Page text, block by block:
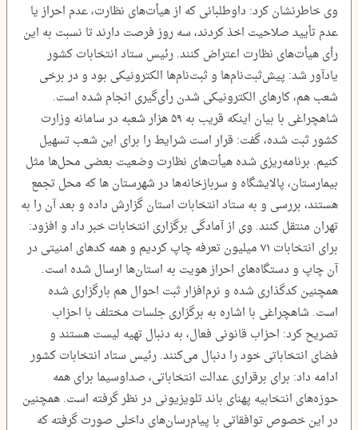
وی خاطرنشان کرد: داوطلبانی که از هیأت‌های نظارت، عدم احراز یا
عدم تأیید صلاحیت اخذ کردند، سه روز فرصت دارند تا نسبت به این
رأی هیأت‌های نظارت اعتراض کنند. رئیس ستاد انتخابات کشور
یادآور شد: پیش‌ثبت‌نام‌ها و ثبت‌نام‌ها الکترونیکی بود و در برخی
شعب هم، کارهای الکترونیکی شدن رأی‌گیری انجام شده است.
شاهچراغی با بیان اینکه قریب به ۵۹ هزار شعبه در سامانه وزارت
کشور ثبت شده، گفت: قرار است شرایط را برای این شعب تسهیل
کنیم. برنامه‌ریزی شده هیأت‌های نظارت وضعیت بعضی محل‌ها مثل
بیمارستان، پالایشگاه و سربازخانه‌ها در شهرستان‌ ها که محل تجمع
هستند، بررسی و به ستاد انتخابات استان گزارش داده و بعد آن را به
تهران منتقل کنند. وی از آمادگی برگزاری انتخابات خبر داد و افزود:
برای انتخابات ۷۱ میلیون تعرفه چاپ کردیم و همه کدهای امنیتی در
آن چاپ و دستگاه‌های احراز هویت به استان‌ها ارسال شده است.
همچنین کدگذاری شده و نرم‌افزار ثبت احوال هم بارگزاری شده
است. شاهچراغی با اشاره به برگزاری جلسات مختلف با احزاب
تصریح کرد: احزاب قانونی فعال، به دنبال تهیه لیست هستند و
فضای انتخاباتی خود را دنبال می‌کنند. رئیس ستاد انتخابات کشور
ادامه داد: برای برقراری عدالت انتخاباتی، صداوسیما برای همه
حوزه‌های انتخابیه پهنای باند تلویزیونی در نظر گرفته است. همچنین
در این خصوص توافقاتی با پیام‌رسان‌های داخلی صورت گرفته که